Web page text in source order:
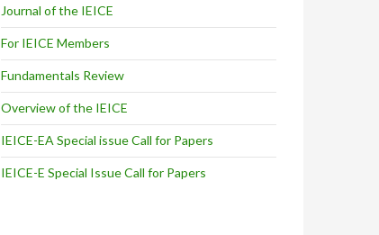
Journal of the IEICE
For IEICE Members
Fundamentals Review
Overview of the IEICE
IEICE-EA Special issue Call for Papers
IEICE-E Special Issue Call for Papers